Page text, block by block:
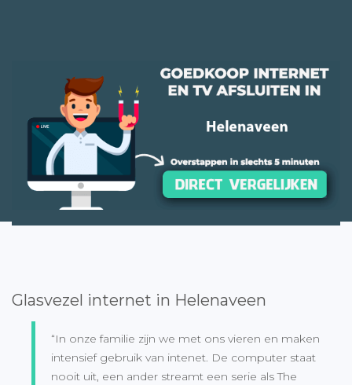
Glasvezel internet in Helenaveen
“In onze familie zijn we met ons vieren en maken
intensief gebruik van intenet. De computer staat
nooit uit, een ander streamt een serie als The